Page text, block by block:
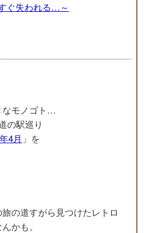
ぐ失われる…～
なモノゴト…
の駅巡り
4月 」を
の道すがら見つけたレトロ
かも。